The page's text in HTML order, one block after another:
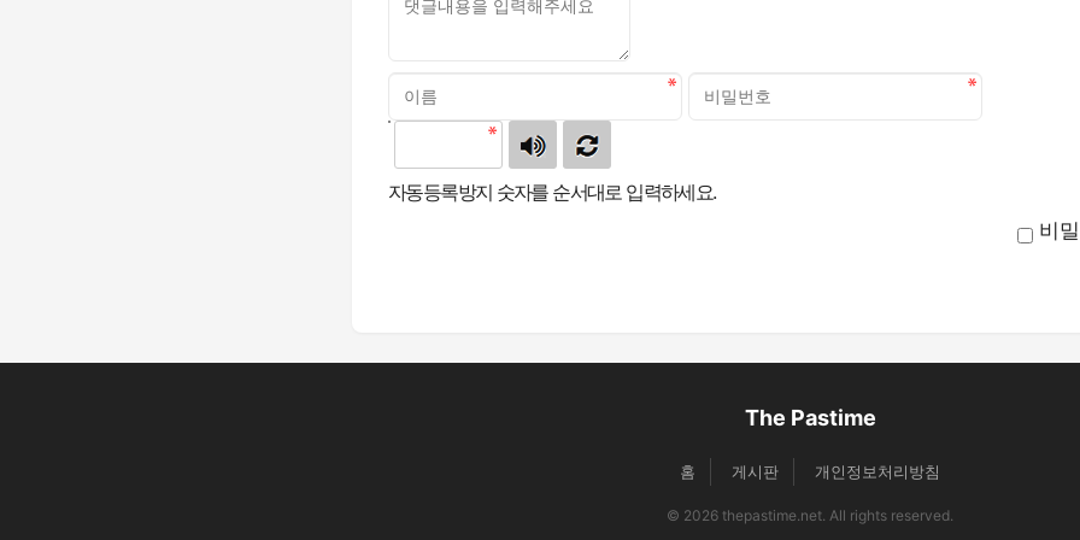
자동등록방지 숫자를 순서대로 입력하세요.
비
The Pastime
홈 게시판 개인정보처리방침
© 2026 thepastime.net. All rights reserved.